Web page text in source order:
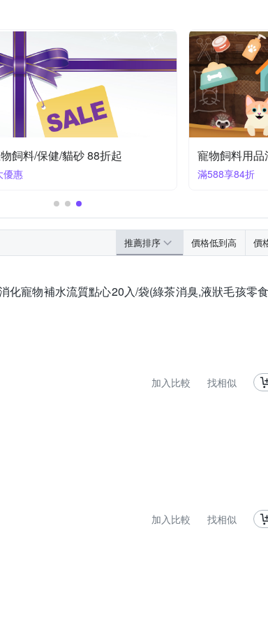
飼料/保健/貓砂 88折起
優惠
寵物飼料用
滿588享84折
推薦排序 價格低到高 價
化寵物補水流質點心20入/袋(綠茶消臭,液狀毛孩零
加入比較 找相似
加入比較 找相似